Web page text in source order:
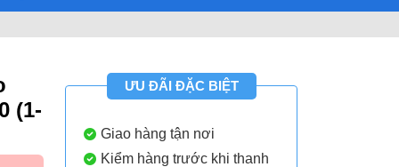
(1-
ƯU ĐÃI ĐẶC BIỆT
Giao hàng tận nơi
Kiểm hàng trước khi thanh